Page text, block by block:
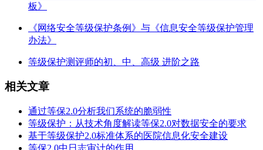
板》
《网络安全等级保护条例》与《信息安全等级保护管理
办法》
等级保护测评师的初、中、高级 进阶之路
相关文章
通过等保2.0分析我们系统的脆弱性
等级保护：从技术角度解读等保2.0对数据安全的要求
基于等级保护2.0标准体系的医院信息化安全建设
等保2.0中日志审计的作用